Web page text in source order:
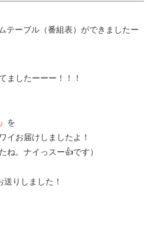
テーブル（番組表）ができましたー
ましたーーー！！！
を
イお届けしましたよ！
ね。ナイっスー👍です）
りしました！